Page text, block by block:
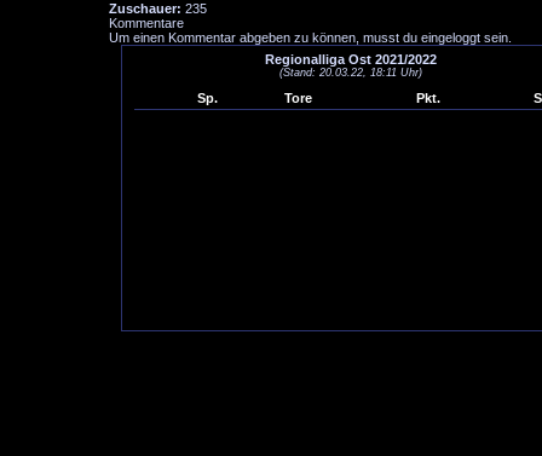
Zuschauer: 235
Kommentare
Um einen Kommentar abgeben zu können, musst du eingeloggt sein.
Regionalliga Ost 2021/2022
(Stand: 20.03.22, 18:11 Uhr)
Sp. Tore Pkt.